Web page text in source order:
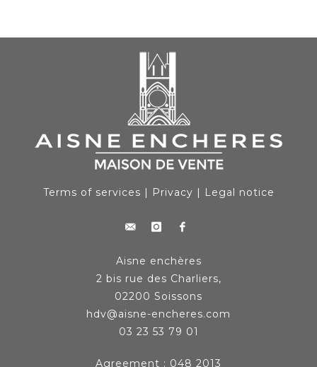
Terms of services Privacy Legal notice
Aisne enchères
2 bis rue des Charliers,
02200 Soissons
hdv@aisne-encheres.com
03 23 53 79 01
Agreement : 048 2013